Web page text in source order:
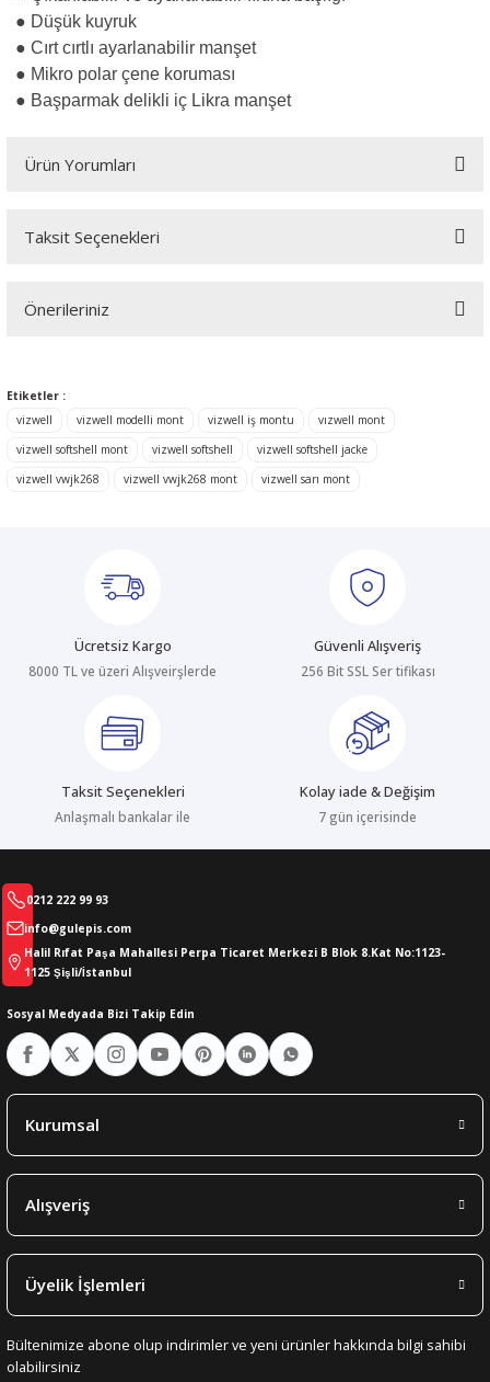
● Düşük kuyruk
● Cırt cırtlı ayarlanabilir manşet
● Mikro polar çene koruması
● Başparmak delikli iç Likra manşet
Ürün Yorumları
Bu ürüne ilk yorumu siz yapın!
Taksit Seçenekleri
Önerileriniz
tarafımıza iletebilirsiniz.
Görüş ve önerileriniz için teşekkür ederiz.
Ürün resmi kalitesiz, bozuk veya görüntülenemiyor.
Bu ürüne benzer farklı alternatifler olmalı.
Etiketler :
vizwell
vizwell modelli mont vizwell iş montu
vızwell mont
vizwell softshell mont
vizwell softshell
vizwell softshell jacke
vizwell vwjk268
vizwell vwjk268 mont vizwell sarı mont
Ücretsiz Kargo
8000 TL ve üzeri Alışveirşlerde
Güvenli Alışveriş
256 Bit SSL Ser tifikası
Taksit Seçenekleri
Anlaşmalı bankalar ile
Kolay iade & Değişim
7 gün içerisinde
0212 222 99 93
info@gulepis.com
Halil Rıfat Paşa Mahallesi Perpa Ticaret Merkezi B Blok 8.Kat No:1123-
1125 Şişli/İstanbul
Sosyal Medyada Bizi Takip Edin
Kurumsal
Alışveriş
Üyelik İşlemleri
Bültenimize abone olup indirimler ve yeni ürünler hakkında bilgi sahibi
olabilirsiniz